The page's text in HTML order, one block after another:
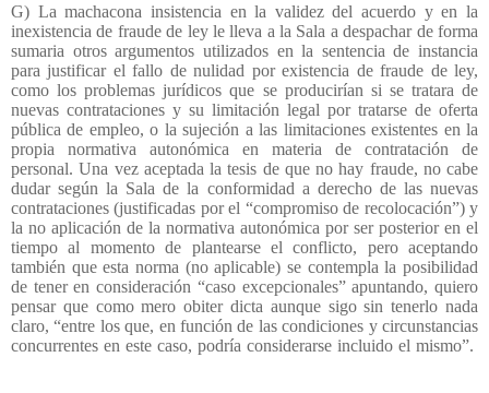
G) La machacona insistencia en la validez del acuerdo y en la
inexistencia de fraude de ley le lleva a la Sala a despachar de forma
sumaria otros argumentos utilizados en la sentencia de instancia
para justificar el fallo de nulidad por existencia de fraude de ley,
como los problemas jurídicos que se producirían si se tratara de
nuevas contrataciones y su limitación legal por tratarse de oferta
pública de empleo, o la sujeción a las limitaciones existentes en la
propia normativa autonómica en materia de contratación de
personal. Una vez aceptada la tesis de que no hay fraude, no cabe
dudar según la Sala de la conformidad a derecho de las nuevas
contrataciones (justificadas por el “compromiso de recolocación”) y
la no aplicación de la normativa autonómica por ser posterior en el
tiempo al momento de plantearse el conflicto, pero aceptando
también que esta norma (no aplicable) se contempla la posibilidad
de tener en consideración “caso excepcionales” apuntando, quiero
pensar que como mero obiter dicta aunque sigo sin tenerlo nada
claro, “entre los que, en función de las condiciones y circunstancias
concurrentes en este caso, podría considerarse incluido el mismo”.